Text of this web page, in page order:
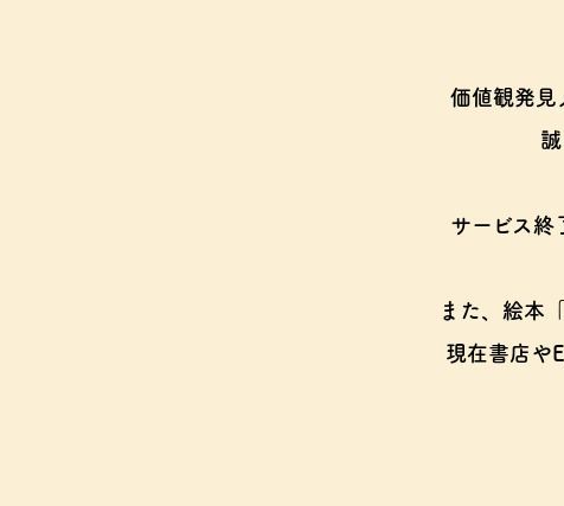
価値観発見
サービス終
また、絵本
現在書店や